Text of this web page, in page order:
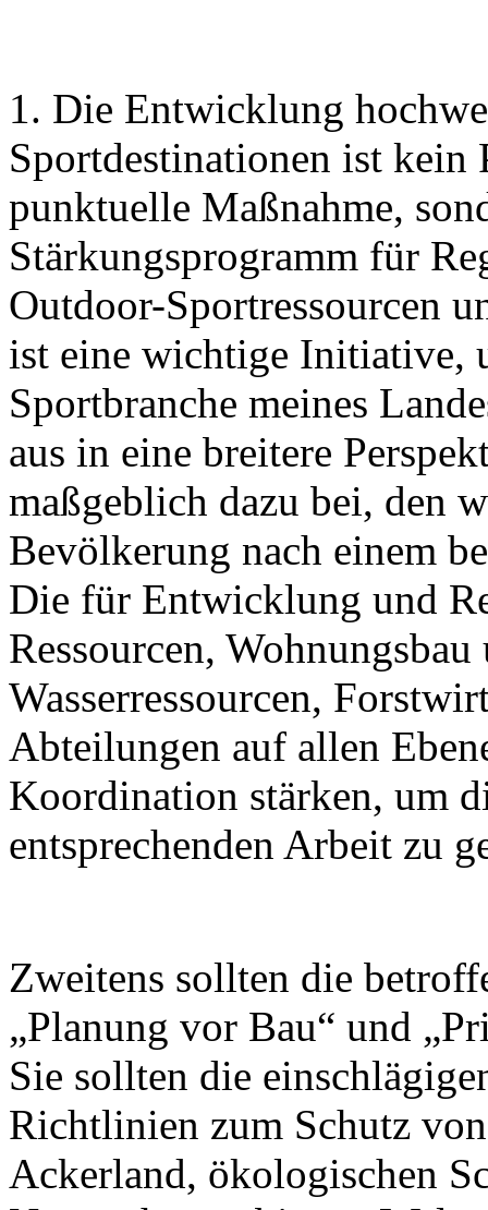
1. Die Entwicklung
Sportdestinationen ist kein
punktuelle Maßnahme,
Stärkungsprogramm für
Outdoor-Sportressourcen
ist eine wichtige Initiative,
Sportbranche meines
aus in eine breitere
maßgeblich dazu bei, den
Bevölkerung nach einem
Die für Entwicklung und
Ressourcen,
Wasserressourcen,
Abteilungen auf allen
Koordination stärken, um
entsprechenden Arbeit zu
Zweitens sollten die
„Planung vor Bau“ und
Sie sollten die
Richtlinien zum Schutz
Ackerland, ökologischen